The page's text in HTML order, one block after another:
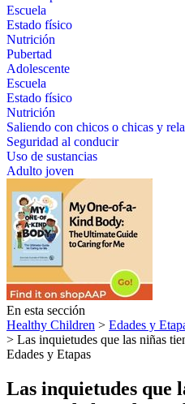
Escuela
Estado físico
Nutrición
Pubertad
Adolescente
Escuela
Estado físico
Nutrición
Saliendo con chicos o chicas y
Seguridad al conducir
Uso de sustancias
Adulto joven
En esta sección
Healthy Children > Edades y
> Las inquietudes que las niñas
Edades y Etapas
Las inquietudes que